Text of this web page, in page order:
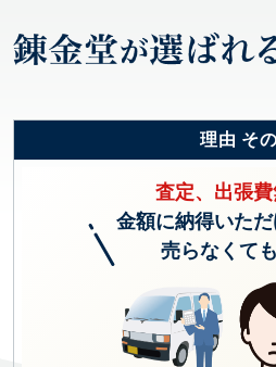
理由 そ
査定、出張費
金額に納得いた
売らなくて